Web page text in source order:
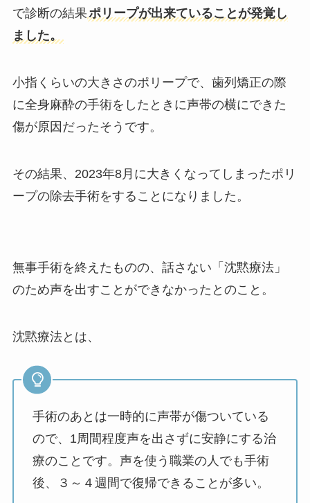
で診断の結果ポリープが出来ていることが発覚し
ました。
小指くらいの大きさのポリープで、歯列矯正の際
に全身麻酔の手術をしたときに声帯の横にできた
傷が原因だったそうです。
その結果、2023年8月に大きくなってしまったポリ
ープの除去手術をすることになりました。
無事手術を終えたものの、話さない「沈黙療法」
のため声を出すことができなかったとのこと。
沈黙療法とは、
手術のあとは一時的に声帯が傷ついている
ので、1周間程度声を出さずに安静にする治
療のことです。声を使う職業の人でも手術
後、３～４週間で復帰できることが多い。